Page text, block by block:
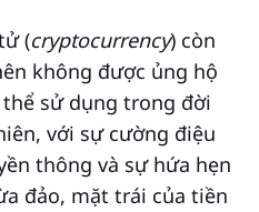
(cryptocurrency) còn
không được ủng hộ
sử dụng trong đời
với sự cường điệu
thông và sự hứa hẹn
đảo, mặt trái của tiền